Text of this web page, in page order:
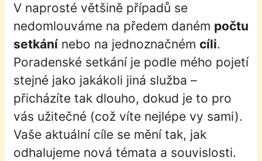
V naprosté většině případů se
nedomlouváme na předem daném počtu
setkání nebo na jednoznačném cíli.
Poradenské setkání je podle mého pojetí
stejné jako jakákoli jiná služba –
přicházíte tak dlouho, dokud je to pro
vás užitečné (což víte nejlépe vy sami).
Vaše aktuální cíle se mění tak, jak
odhalujeme nová témata a souvislosti.